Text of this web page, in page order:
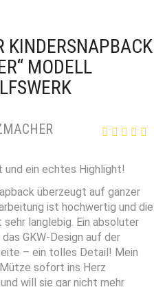
KINDERSNAPBACK
MODELL
und ein echtes Highlight!
überzeugt auf ganzer
ist hochwertig und die
langlebig. Ein absoluter
GKW-Design auf der
– ein tolles Detail! Mein
sofort ins Herz
will sie gar nicht mehr